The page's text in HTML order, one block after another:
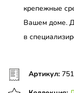
крепежные
Вашем доме.
в
Артикул: